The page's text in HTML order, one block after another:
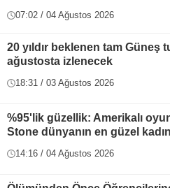
07:02 / 04 Ağustos 2026
20 yıldır beklenen tam Güneş
ağustosta izlenecek
18:31 / 03 Ağustos 2026
%95'lik güzellik: Amerikalı
Stone dünyanın en güzel
14:16 / 04 Ağustos 2026